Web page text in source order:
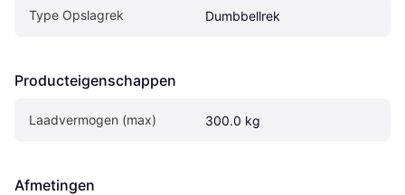
Type Opslagrek Dumbbellrek
Producteigenschappen
Laadvermogen (max) 300.0 kg
Afmetingen